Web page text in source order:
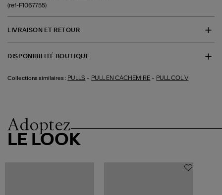
(ref-F1067755)
LIVRAISON ET RETOUR
DISPONIBILITÉ BOUTIQUE
Collections similaires : PULLS - PULL EN CACHEMIRE - PULL COL V
Adoptez
LE LOOK